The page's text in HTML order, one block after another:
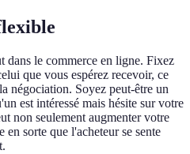
dans le commerce en ligne. Fixez
que vous espérez recevoir, ce
négociation. Soyez peut-être un
est intéressé mais hésite sur votre
non seulement augmenter votre
sorte que l'acheteur se sente